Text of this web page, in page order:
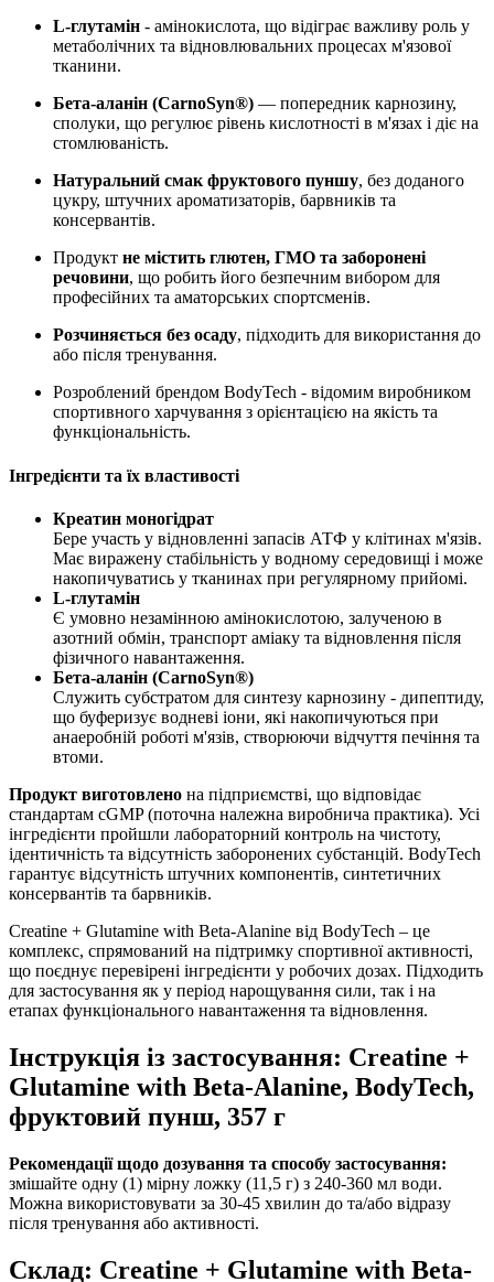
L-глутамін - амінокислота, що відіграє важливу роль у
метаболічних та відновлювальних процесах м'язової
тканини.
Бета-аланін (CarnoSyn®) — попередник карнозину,
сполуки, що регулює рівень кислотності в м'язах і діє на
стомлюваність.
Натуральний смак фруктового пуншу, без доданого
цукру, штучних ароматизаторів, барвників та
консервантів.
Продукт не містить глютен, ГМО та заборонені
речовини, що робить його безпечним вибором для
професійних та аматорських спортсменів.
Розчиняється без осаду, підходить для використання до
або після тренування.
Розроблений брендом BodyTech - відомим виробником
спортивного харчування з орієнтацією на якість та
функціональність.
Інгредієнти та їх властивості
Креатин моногідрат
Бере участь у відновленні запасів АТФ у клітинах м'язів.
Має виражену стабільність у водному середовищі і може
накопичуватись у тканинах при регулярному прийомі.
L-глутамін
Є умовно незамінною амінокислотою, залученою в
азотний обмін, транспорт аміаку та відновлення після
фізичного навантаження.
Бета-аланін (CarnoSyn®)
Служить субстратом для синтезу карнозину - дипептиду,
що буферизує водневі іони, які накопичуються при
анаеробній роботі м'язів, створюючи відчуття печіння та
втоми.
Продукт виготовлено на підприємстві, що відповідає
стандартам cGMP (поточна належна виробнича практика). Усі
інгредієнти пройшли лабораторний контроль на чистоту,
ідентичність та відсутність заборонених субстанцій. BodyTech
гарантує відсутність штучних компонентів, синтетичних
консервантів та барвників.
Creatine + Glutamine with Beta-Alanine від BodyTech – це
комплекс, спрямований на підтримку спортивної активності,
що поєднує перевірені інгредієнти у робочих дозах. Підходить
для застосування як у період нарощування сили, так і на
етапах функціонального навантаження та відновлення.
Інструкція із застосування: Creatine +
Glutamine with Beta-Alanine, BodyTech,
фруктовий пунш, 357 г
Рекомендації щодо дозування та способу застосування:
змішайте одну (1) мірну ложку (11,5 г) з 240-360 мл води.
Можна використовувати за 30-45 хвилин до та/або відразу
після тренування або активності.
Склад: Creatine + Glutamine with Beta-